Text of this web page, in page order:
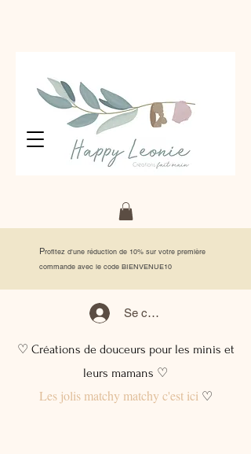
Profitez d'une réduction de 10% sur votre première
commande avec le code BIENVENUE10
Se connecter
♡ Créations de douceurs pour les minis et
leurs mamans ♡
Les jolis matchy matchy c'est ici♡